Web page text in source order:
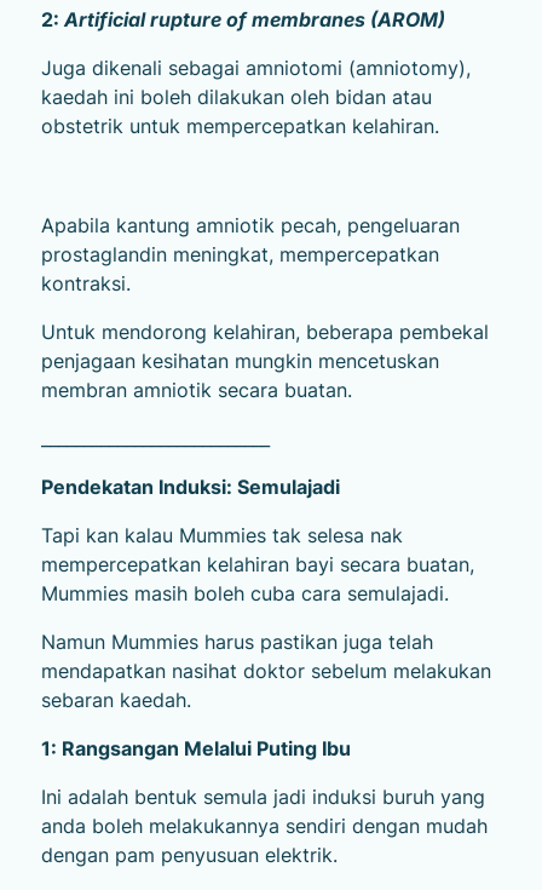
2: Artificial rupture of membranes (AROM)
Juga dikenali sebagai amniotomi (amniotomy),
kaedah ini boleh dilakukan oleh bidan atau
obstetrik untuk mempercepatkan kelahiran.
Apabila kantung amniotik pecah, pengeluaran
prostaglandin meningkat, mempercepatkan
kontraksi.
Untuk mendorong kelahiran, beberapa pembekal
penjagaan kesihatan mungkin mencetuskan
membran amniotik secara buatan.
Pendekatan Induksi: Semulajadi
Tapi kan kalau Mummies tak selesa nak
mempercepatkan kelahiran bayi secara buatan,
Mummies masih boleh cuba cara semulajadi.
Namun Mummies harus pastikan juga telah
mendapatkan nasihat doktor sebelum melakukan
sebaran kaedah.
1: Rangsangan Melalui Puting Ibu
Ini adalah bentuk semula jadi induksi buruh yang
anda boleh melakukannya sendiri dengan mudah
dengan pam penyusuan elektrik.